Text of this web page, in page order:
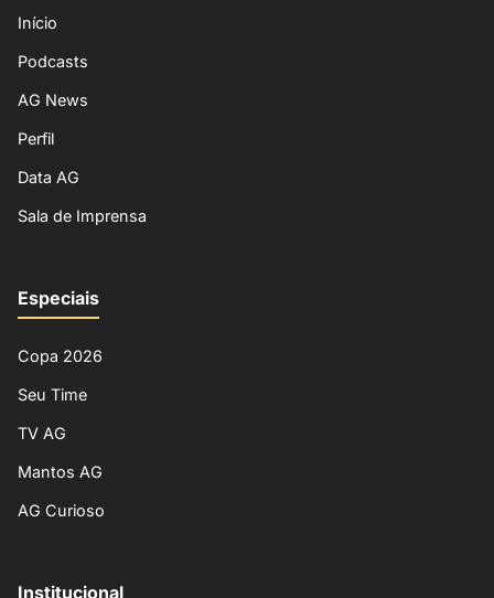
Início
Podcasts
AG News
Perfil
Data AG
Sala de Imprensa
Especiais
Copa 2026
Seu Time
TV AG
Mantos AG
AG Curioso
Institucional